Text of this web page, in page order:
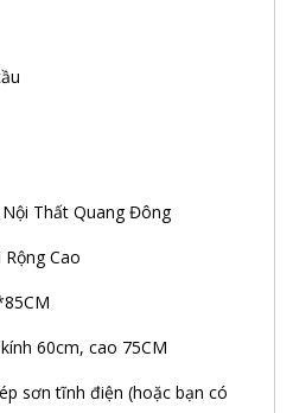
Thất Quang Đông
Rộng Cao
60cm, cao 75CM
sơn tĩnh điện (hoặc bạn có